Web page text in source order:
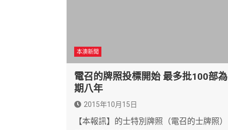
本澳新聞
電召的牌照投標開始 最多批100部為
期八年
2015年10月15日
【本報訊】的士特別牌照（電召的士牌照）